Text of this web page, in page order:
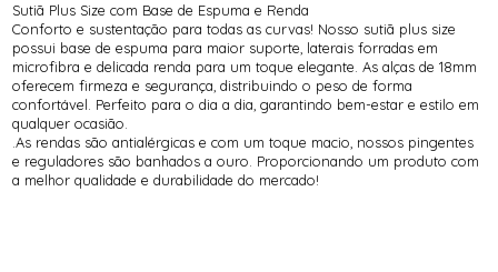
Sutiã Plus Size com Base de Espuma e Renda
Conforto e sustentação para todas as curvas! Nosso sutiã plus size
possui base de espuma para maior suporte, laterais forradas em
microfibra e delicada renda para um toque elegante. As alças de 18mm
oferecem firmeza e segurança, distribuindo o peso de forma
confortável. Perfeito para o dia a dia, garantindo bem-estar e estilo em
qualquer ocasião.
.As rendas são antialérgicas e com um toque macio, nossos pingentes
e reguladores são banhados a ouro. Proporcionando um produto com
a melhor qualidade e durabilidade do mercado!